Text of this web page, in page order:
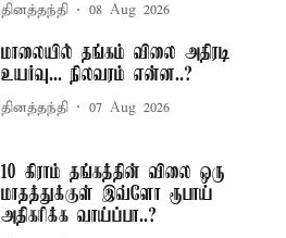
தினத்தந்தி 08 Aug 2026
மாலையில் தங்கம் விலை அதிரடி
உயர்வு... நிலவரம் என்ன..?
தினத்தந்தி 07 Aug 2026
10 கிராம் தங்கத்தின் விலை ஒரு
மாதத்துக்குள் இவ்ளோ ரூபாய்
அதிகரிக்க வாய்ப்பா..?